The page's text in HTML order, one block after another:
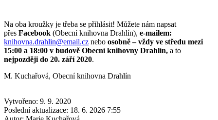
Na oba kroužky je třeba se přihlásit! Můžete nám napsat
přes Facebook (Obecní knihovna Drahlín), e-mailem:
knihovna.drahlin@email.cz nebo osobně – vždy ve středu mezi
15:00 a 18:00 v budově Obecní knihovny Drahlín, a to
nejpozději do 20. září 2020.
M. Kuchařová, Obecní knihovna Drahlín
Vytvořeno: 9. 9. 2020
Poslední aktualizace: 18. 6. 2026 7:55